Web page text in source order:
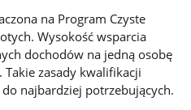
na Program Czyste
Wysokość wsparcia
dochodów na jedną osobę
zasady kwalifikacji
najbardziej potrzebujących.